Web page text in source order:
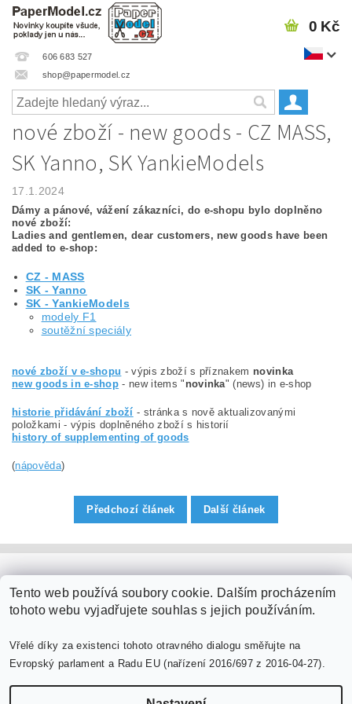
606 683 527
shop@papermodel.cz
0 Kč
nové zboží - new goods - CZ MASS,
SK Yanno, SK YankieModels
17.1.2024
Dámy a pánové, vážení zákazníci, do e-shopu bylo doplněno
nové zboží:
Ladies and gentlemen, dear customers, new goods have been
added to e-shop:
CZ - MASS
SK - Yanno
SK - YankieModels
modely F1
soutěžní speciály
nové zboží v e-shopu - výpis zboží s příznakem novinka
new goods in e-shop - new items " novinka" (news) in e-shop
historie přidávání zboží - stránka s nově aktualizovanými
položkami - výpis doplněného zboží s historií
history of supplementing of goods
(nápověda)
Předchozí článek Další článek
Tento web používá soubory cookie. Dalším procházením
tohoto webu vyjadřujete souhlas s jejich používáním.
Vřelé díky za existenci tohoto otravného dialogu směřujte na
Evropský parlament a Radu EU (nařízení 2016/697 z 2016-04-27).